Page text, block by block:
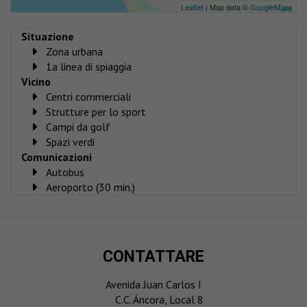
Leaflet | Map data ©GoogleMaps
Situazione
Zona urbana
1a linea di spiaggia
Vicino
Centri commerciali
Strutture per lo sport
Campi da golf
Spazi verdi
Comunicazioni
Autobus
Aeroporto (30 min.)
CONTATTARE
Avenida Juan Carlos I
C.C. Áncora, Local 8